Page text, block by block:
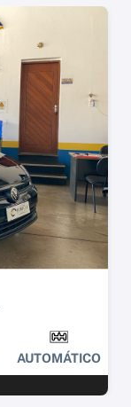
AUTOMÁTICO